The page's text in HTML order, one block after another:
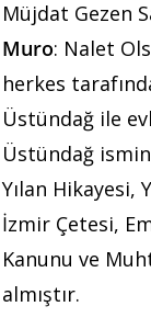
Müjdat Gezen
Muro: Nalet
herkes
Üstündağ ile
Üstündağ
Yılan Hikayesi,
İzmir Çetesi,
Kanunu ve
almıştır.